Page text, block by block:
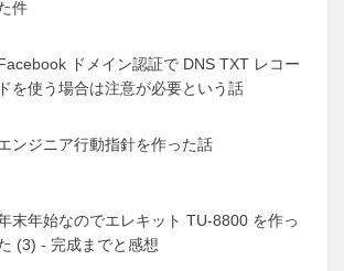
件
ドメイン認証で DNS TXT レコー
ドを使う場合は注意が必要という話
ンジニア行動指針を作った話
末年始なのでエレキット TU-8800 を作っ
(3) - 完成までと感想